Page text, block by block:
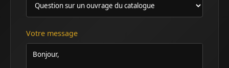
Votre message